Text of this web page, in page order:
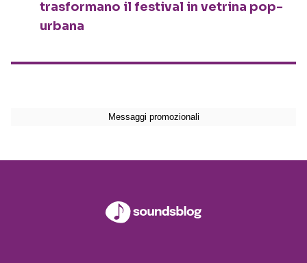
trasformano il festival in vetrina pop-
urbana